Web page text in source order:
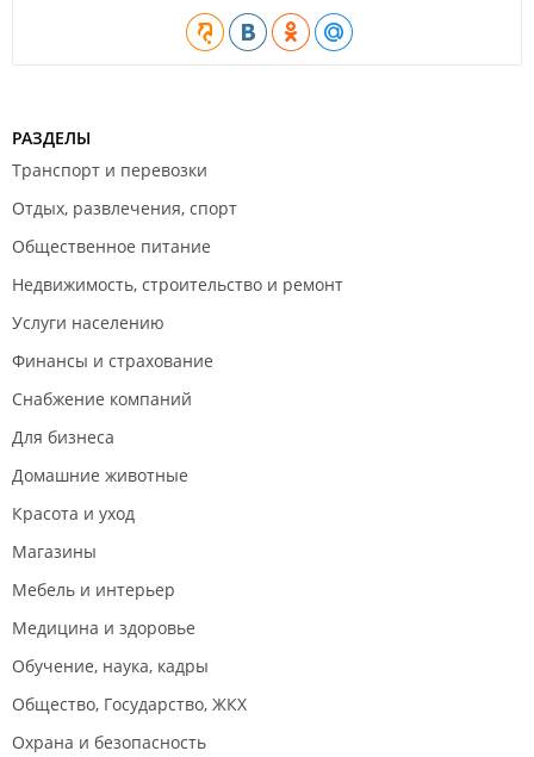
РАЗДЕЛЫ
Транспорт и перевозки
Отдых, развлечения, спорт
Общественное питание
Недвижимость, строительство и ремонт
Услуги населению
Финансы и страхование
Снабжение компаний
Для бизнеса
Домашние животные
Красота и уход
Магазины
Мебель и интерьер
Медицина и здоровье
Обучение, наука, кадры
Общество, Государство, ЖКХ
Охрана и безопасность